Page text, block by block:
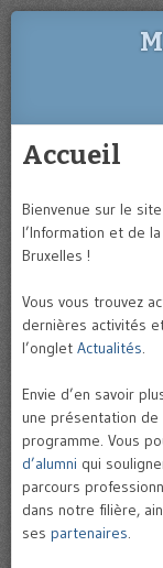
Accueil
Bienvenue sur le
l’Information et de
Bruxelles !
Vous vous trouvez
dernières activités
l’onglet Actualités.
Envie d’en savoir
une présentation de
programme. Vous
d’alumni qui
parcours
dans notre filière,
ses partenaires.